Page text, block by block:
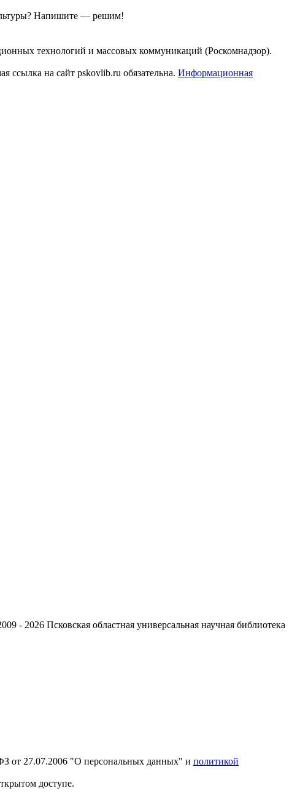
Напишите — решим!
технологий и массовых коммуникаций (Роскомнадзор).
ссылка на сайт pskovlib.ru обязательна. Информационная
- 2026 Псковская областная универсальная научная библиотека
от 27.07.2006 "О персональных данных" и политикой
доступе.